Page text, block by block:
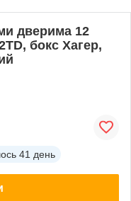
дверима 12
бокс Хагер,
41 день